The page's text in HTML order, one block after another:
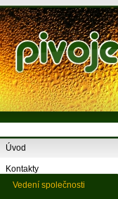
Úvod
Kontakty
Vedení společnosti